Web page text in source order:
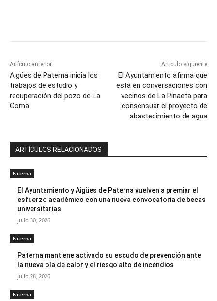
Artículo anterior
Aigües de Paterna inicia los
trabajos de estudio y
recuperación del pozo de La
Coma
Artículo siguiente
El Ayuntamiento afirma que
está en conversaciones con
vecinos de La Pinaeta para
consensuar el proyecto de
abastecimiento de agua
ARTÍCULOS RELACIONADOS
Paterna
El Ayuntamiento y Aigües de Paterna vuelven a premiar el
esfuerzo académico con una nueva convocatoria de becas
universitarias
julio 30, 2026
Paterna
Paterna mantiene activado su escudo de prevención ante
la nueva ola de calor y el riesgo alto de incendios
julio 28, 2026
Paterna